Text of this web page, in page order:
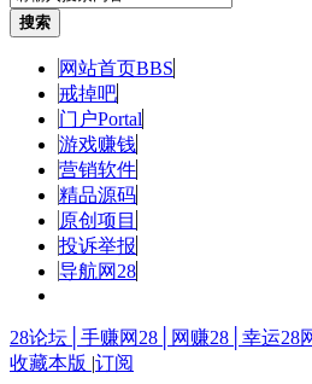
搜索
网站首页BBS
戒掉吧
门户Portal
游戏赚钱
营销软件
精品源码
原创项目
投诉举报
导航网28
28论坛│手赚网28│网赚28│幸运
收藏本版 |订阅